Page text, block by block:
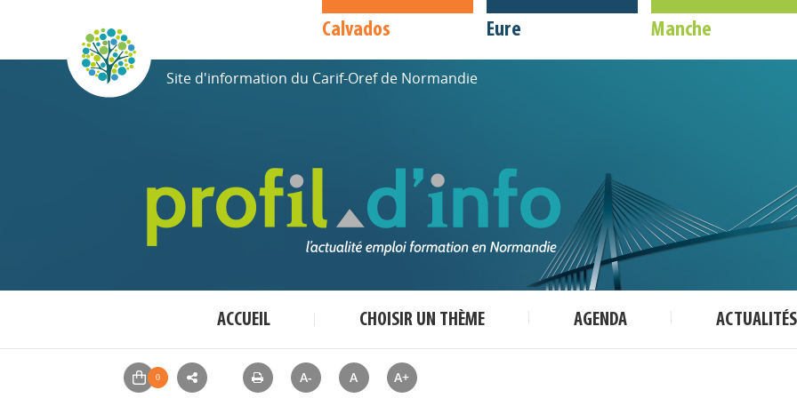
Calvados Eure Manche
Site d'information du Carif-Oref de Normandie
ACCUEIL CHOISIR UN THÈME AGENDA ACTUALITÉS
A- A A+